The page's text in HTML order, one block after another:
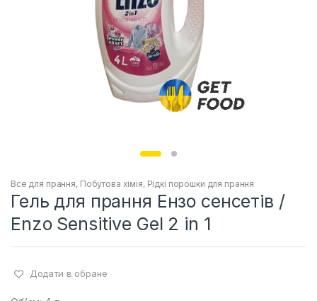
Все для прання, Побутова хімія, Рідкі порошки для прання
Гель для прання Ензо сенсетів /
Enzo Sensitive Gel 2 in 1
Додати в обране